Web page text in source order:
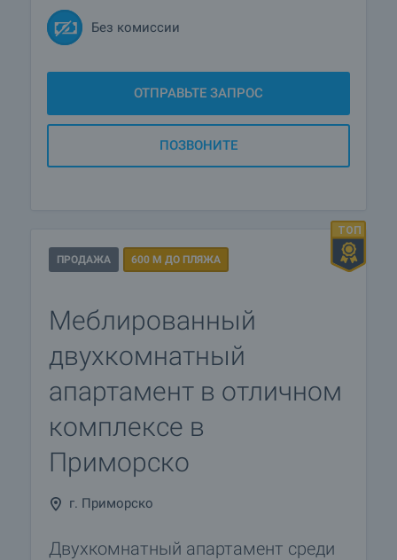
Без комиссии
ОТПРАВЬТЕ ЗАПРОС
ПОЗВОНИТЕ
ПРОДАЖА 600 М ДО ПЛЯЖА
Меблированный
двухкомнатный
апартамент в отличном
комплексе в
Приморско
г. Приморско
Двухкомнатный апартамент среди